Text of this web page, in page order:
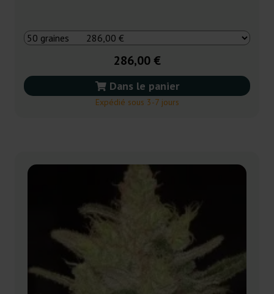
286,00 €
Dans le panier
Expédié sous 3-7 jours